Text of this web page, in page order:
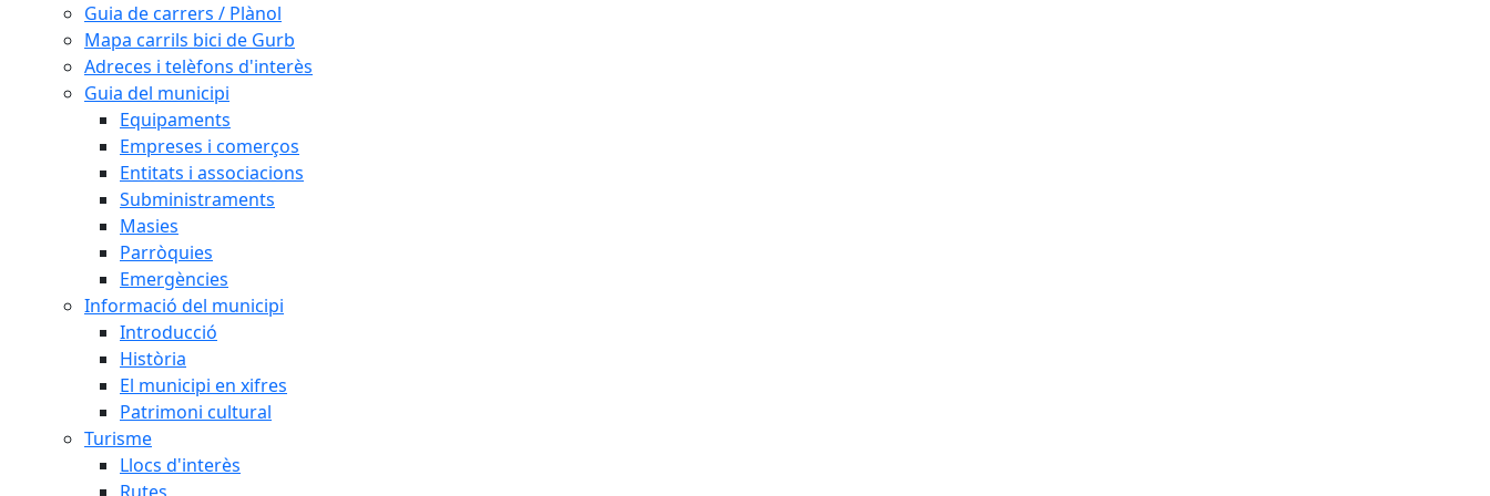
Guia de carrers / Plànol
Mapa carrils bici de Gurb
Adreces i telèfons d'interès
Guia del municipi
Equipaments
Empreses i comerços
Entitats i associacions
Subministraments
Masies
Parròquies
Emergències
Informació del municipi
Introducció
Història
El municipi en xifres
Patrimoni cultural
Turisme
Llocs d'interès